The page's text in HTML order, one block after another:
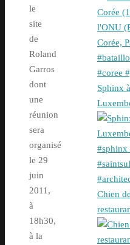
le
site
de
Roland
Garros
dont
une
réunion
sera
organisé
le 29
juin
2011,
à
18h30,
à la
Sphinx
Chien